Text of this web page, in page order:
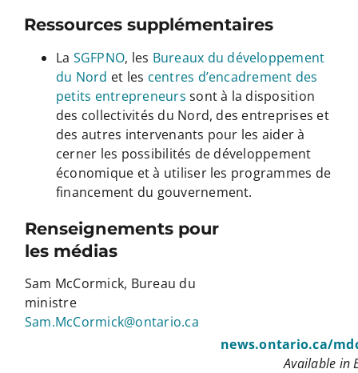
Ressources supplémentaires
La SGFPNO, les Bureaux du développement
du Nord et les centres d’encadrement des
petits entrepreneurs sont à la disposition
des collectivités du Nord, des entreprises et
des autres intervenants pour les aider à
cerner les possibilités de développement
économique et à utiliser les programmes de
financement du gouvernement.
Renseignements pour
les médias
Sam McCormick, Bureau du
ministre
Sam.McCormick@ontario.ca
news.ontario.ca/
Available in